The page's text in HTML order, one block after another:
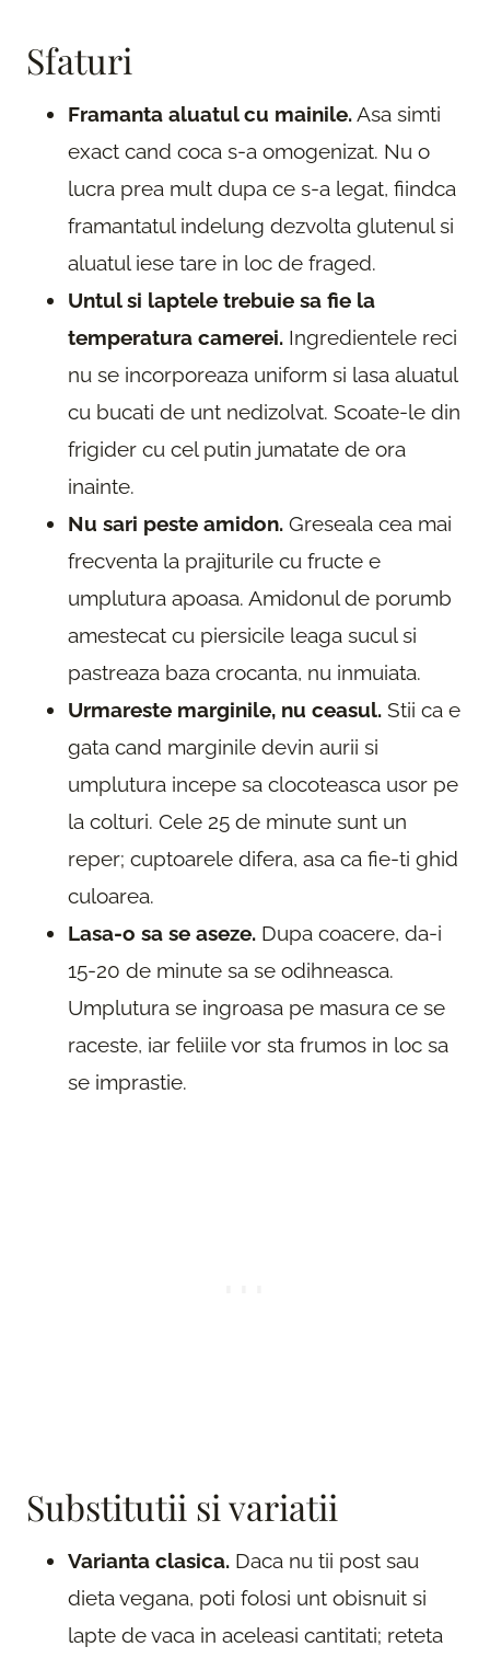
Sfaturi
Framanta aluatul cu mainile.Asa simti
exact cand coca s-a omogenizat. Nu o
lucra prea mult dupa ce s-a legat, fiindca
framantatul indelung dezvolta glutenul si
aluatul iese tare in loc de fraged.
Untul si laptele trebuie sa fie la
temperatura camerei. Ingredientele reci
nu se incorporeaza uniform si lasa aluatul
cu bucati de unt nedizolvat. Scoate-le din
frigider cu cel putin jumatate de ora
inainte.
Nu sari peste amidon. Greseala cea mai
frecventa la prajiturile cu fructe e
umplutura apoasa. Amidonul de porumb
amestecat cu piersicile leaga sucul si
pastreaza baza crocanta, nu inmuiata.
Urmareste marginile, nu ceasul. Stii ca e
gata cand marginile devin aurii si
umplutura incepe sa clocoteasca usor pe
la colturi. Cele 25 de minute sunt un
reper; cuptoarele difera, asa ca fie-ti ghid
culoarea.
Lasa-o sa se aseze. Dupa coacere, da-i
15-20 de minute sa se odihneasca.
Umplutura se ingroasa pe masura ce se
raceste, iar feliile vor sta frumos in loc sa
se imprastie.
Substitutii si variatii
Varianta clasica. Daca nu tii post sau
dieta vegana, poti folosi unt obisnuit si
lapte de vaca in aceleasi cantitati; reteta